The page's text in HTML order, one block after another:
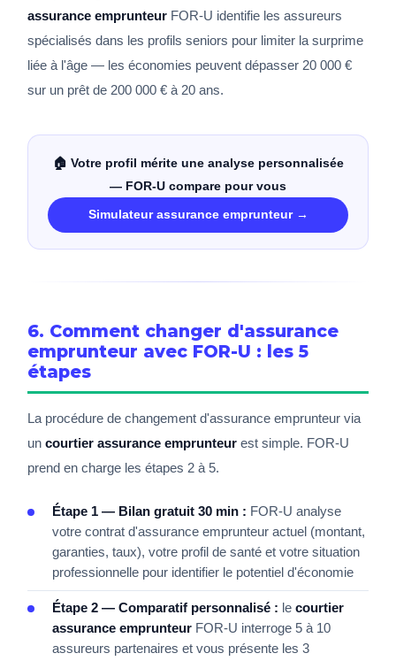
assurance emprunteur FOR-U identifie les assureurs
spécialisés dans les profils seniors pour limiter la surprime
liée à l'âge — les économies peuvent dépasser 20 000 €
sur un prêt de 200 000 € à 20 ans.
🏠 Votre profil mérite une analyse personnalisée
— FOR-U compare pour vous
Simulateur assurance emprunteur →
6. Comment changer d'assurance
emprunteur avec FOR-U : les 5
étapes
La procédure de changement d'assurance emprunteur via
uncourtier assurance emprunteur est simple. FOR-U
prend en charge les étapes 2 à 5.
Étape 1 — Bilan gratuit 30 min : FOR-U analyse
votre contrat d'assurance emprunteur actuel (montant,
garanties, taux), votre profil de santé et votre situation
professionnelle pour identifier le potentiel d'économie
Étape 2 — Comparatif personnalisé : lecourtier
assurance emprunteur FOR-U interroge 5 à 10
assureurs partenaires et vous présente les 3